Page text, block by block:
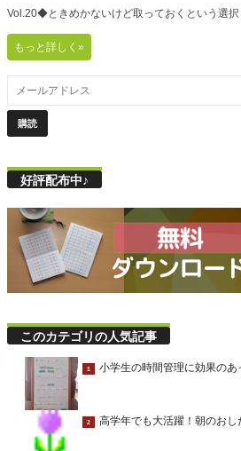
Vol.20◆ときめかないけど取っておくという選択
もっと詳しく»
好評配布中♪
このカテゴリの人気記事
1 小学生の時間管理に効果のあ
2 高学年でも大活躍！朝のおし